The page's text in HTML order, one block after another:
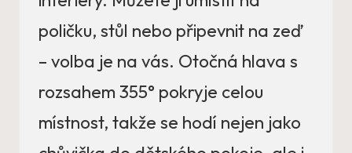
poličku, stůl nebo připevnit na zeď
– volba je na vás. Otočná hlava s
rozsahem 355° pokryje celou
místnost, takže se hodí nejen jako